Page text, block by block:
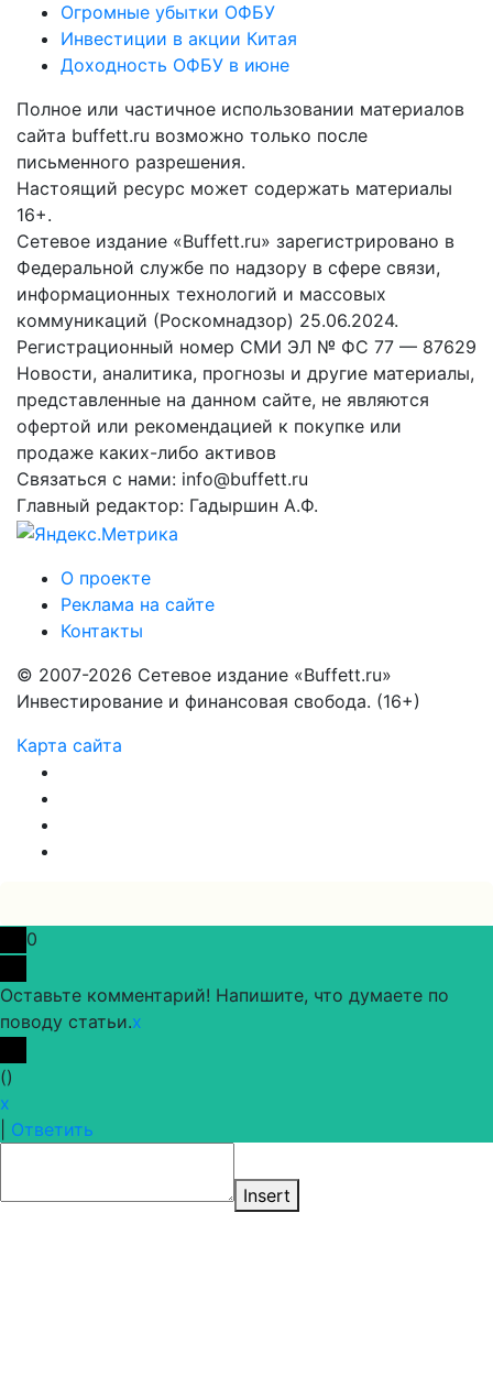
Огромные убытки ОФБУ
Инвестиции в акции Китая
Доходность ОФБУ в июне
Полное или частичное использовании материалов
сайта buffett.ru возможно только после
письменного разрешения.
Настоящий ресурс может содержать материалы
16+.
Сетевое издание «Buffett.ru» зарегистрировано в
Федеральной службе по надзору в сфере связи,
информационных технологий и массовых
коммуникаций (Роскомнадзор) 25.06.2024.
Регистрационный номер СМИ ЭЛ № ФС 77 — 87629
Новости, аналитика, прогнозы и другие материалы,
представленные на данном сайте, не являются
офертой или рекомендацией к покупке или
продаже каких-либо активов
Связаться с нами: info@buffett.ru
Главный редактор: Гадыршин А.Ф.
О проекте
Реклама на сайте
Контакты
© 2007-2026 Сетевое издание «Buffett.ru»
Инвестирование и финансовая свобода. (16+)
Карта сайта
0
Оставьте комментарий! Напишите, что думаете по
поводу статьи.x
()
x
Ответить
Insert